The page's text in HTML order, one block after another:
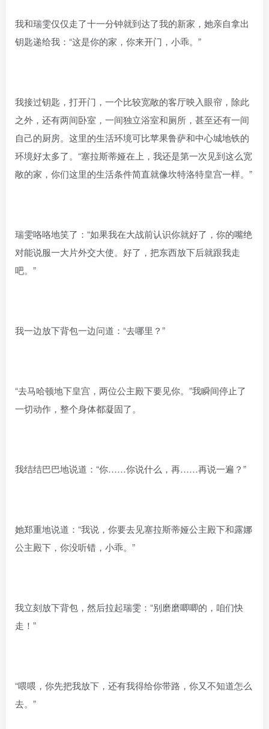
我和瑞雯仅仅走了十一分钟就到达了我的新家，她亲自拿出
钥匙递给我：“这是你的家，你来开门，小乖。”
我接过钥匙，打开门，一个比较宽敞的客厅映入眼帘，除此
之外，还有两间卧室，一间独立浴室和厕所，甚至还有一间
自己的厨房。这里的生活环境可比苹果鲁萨和中心城地铁的
环境好太多了。“塞拉斯蒂娅在上，我还是第一次见到这么宽
敞的家，你们这里的生活条件简直就像坎特洛特皇宫一样。”
瑞雯咯咯地笑了：“如果我在大战前认识你就好了，你的嘴绝
对能说服一大片外交大使。好了，把东西放下后就跟我走
吧。”
我一边放下背包一边问道：“去哪里？”
“去马哈顿地下皇宫，两位公主殿下要见你。”我瞬间停止了
一切动作，整个身体都凝固了。
我结结巴巴地说道：“你……你说什么，再……再说一遍？”
她郑重地说道：“我说，你要去见塞拉斯蒂娅公主殿下和露娜
公主殿下，你没听错，小乖。”
我立刻放下背包，然后拉起瑞雯：“别磨磨唧唧的，咱们快
走！”
“喂喂，你先把我放下，还有我得给你带路，你又不知道怎么
去。”